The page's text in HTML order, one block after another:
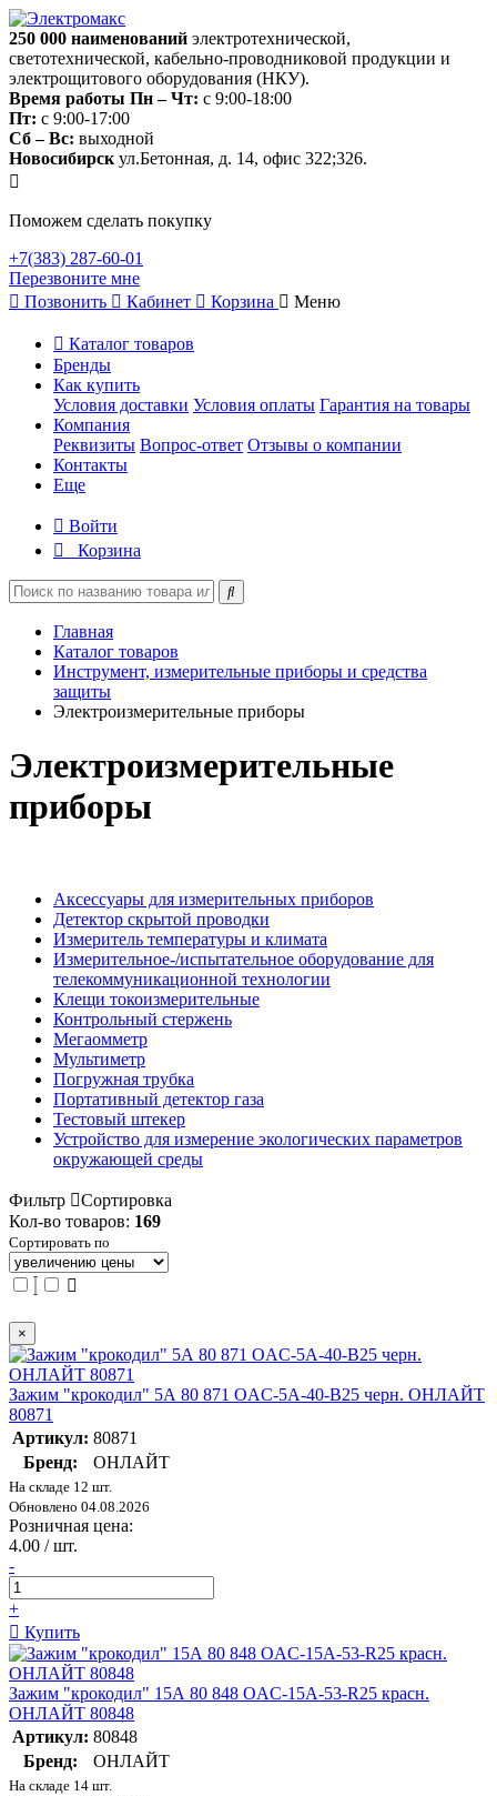
250 000 наименований электротехнической,
светотехнической, кабельно-проводниковой продукции и
электрощитового оборудования (НКУ).
Время работы Пн – Чт: с 9:00-18:00
Пт: с 9:00-17:00
Сб – Вс: выходной
Новосибирск ул.Бетонная, д. 14, офис 322;326.
Поможем сделать покупку
+7(383) 287-60-01
Перезвоните мне
Позвонить
Кабинет Корзина Меню
Каталог товаров
Бренды
Как купить
Условия доставки Условия оплаты Гарантия на товары
Компания
Реквизиты Вопрос-ответ Отзывы о компании
Контакты
Еще
Войти
Корзина
Главная
Каталог товаров
Инструмент, измерительные приборы и средства
защиты
Электроизмерительные приборы
Электроизмерительные
приборы
Аксессуары для измерительных приборов
Детектор скрытой проводки
Измеритель температуры и климата
Измерительное-/испытательное оборудование для
телекоммуникационной технологии
Клещи токоизмерительные
Контрольный стержень
Мегаомметр
Мультиметр
Погружная трубка
Портативный детектор газа
Тестовый штекер
Устройство для измерение экологических параметров
окружающей среды
Фильтр
Сортировка
Кол-во товаров: 169
Сортировать по
×
Зажим "крокодил" 5А 80 871 OAC-5A-40-B25 черн. ОНЛАЙТ
80871
Артикул: 80871
Бренд:
ОНЛАЙТ
На складе 12 шт.
Обновлено 04.08.2026
Розничная цена:
4.00 / шт.
-
+
Купить
Зажим "крокодил" 15А 80 848 OAC-15A-53-R25 красн.
ОНЛАЙТ 80848
Артикул: 80848
Бренд:
ОНЛАЙТ
На складе 14 шт.